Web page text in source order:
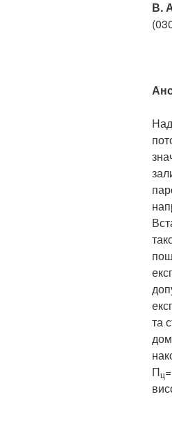
В.
та
Пц